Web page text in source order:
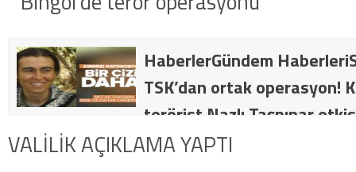
HaberlerGündem
TSK’dan ortak operasyon!
terörist Nazlı Taşpınar
dakika: MİT ve TSK’dan
VALİLİK AÇIKLAMA YAPTI